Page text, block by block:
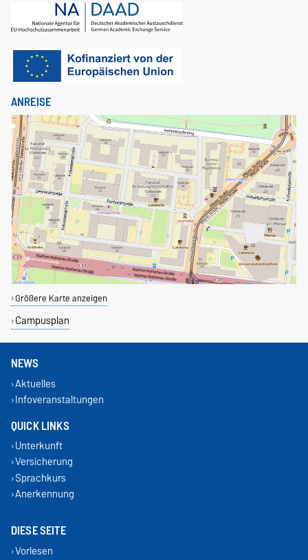
ANREISE
Größere Karte anzeigen
Campusplan
NEWS
Aktuelles
Infoveranstaltungen
QUICK LINKS
Unterkunft
Versicherung
Sprachkurs
Anerkennung
DIESE SEITE
Vorlesen